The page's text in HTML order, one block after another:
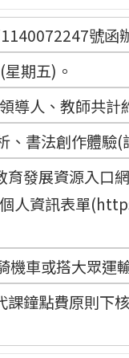
號函
期五)。
導人、教師共計
、書法創作體驗(
發展資源入口
人資訊表單
車或搭大眾運
鐘點費原則下